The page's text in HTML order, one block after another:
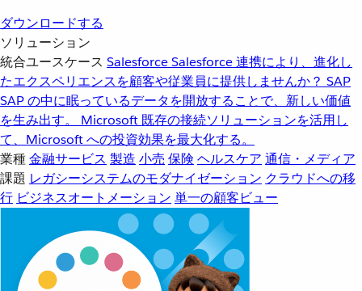
ダウンロードする
ソリューション
統合ユースケース SalesforceSalesforce 連携により、進化し
たエクスペリエンスを顧客や従業員に提供しませんか？ SAP
SAP の中に眠っているデータを開放することで、新しい価値
を生み出す。
Microsoft 既存の接続ソリューションを活用し
て、Microsoft への投資効果を最大化する。
業種金融サービス 製造 小売 保険 ヘルスケア 通信・メディア
課題 レガシーシステムのモダナイゼーション クラウドへの移
行 ビジネスオートメーション 単一の顧客ビュー